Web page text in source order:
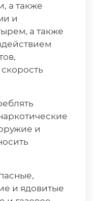
а также
и
а также
и
и ядовитые